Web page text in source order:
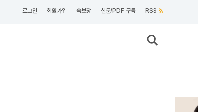
로그인 회원가입 속보창 신문/PDF 구독 RSS